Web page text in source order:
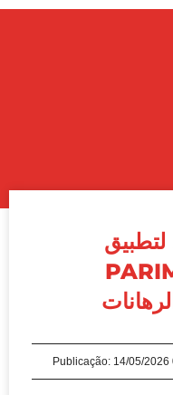
Publicação: 14/05/2026